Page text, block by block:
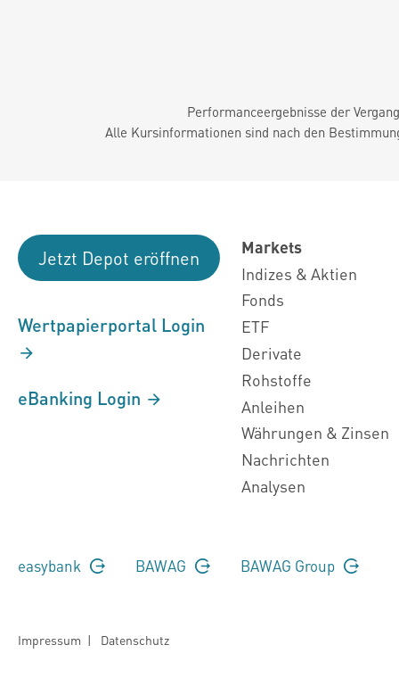
Performanceergebnisse der
Alle Kursinformationen sind nach den
Jetzt Depot eröffnen
Wertpapierportal Login
eBanking Login
Markets
Indizes & Aktien
Fonds
ETF
Derivate
Rohstoffe
Anleihen
Währungen & Zinsen
Nachrichten
Analysen
easybank BAWAG BAWAG Group
Impressum | Datenschutz